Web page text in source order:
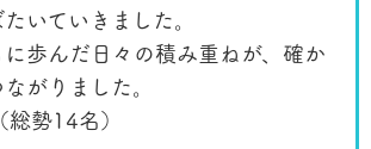
いていきました。
に歩んだ日々の積み重ねが、確か
がりました。
勢14名）